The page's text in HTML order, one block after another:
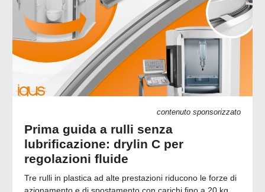
contenuto sponsorizzato
Prima guida a rulli senza
lubrificazione: drylin C per
regolazioni fluide
Tre rulli in plastica ad alte prestazioni riducono le forze di
azionamento e di spostamento con carichi fino a 20 kg